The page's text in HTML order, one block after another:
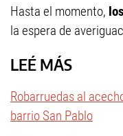
Hasta el momento,
la espera de
LEÉ MÁS
Robarruedas al
barrio San Pablo